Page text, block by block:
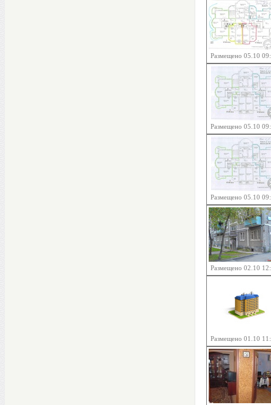
Размещено 05.10
Размещено 05.10
Размещено 05.10
Размещено 02.10
Размещено 01.10